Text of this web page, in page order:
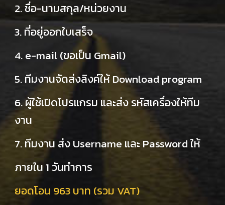
2. ชื่อ-นามสกุล/หน่วยงาน
3. ที่อยู่ออกใบเสร็จ
4. e-mail (ขอเป็น Gmail)
5. ทีมงานจัดส่งลิงค์ให้ Download program
6. ผู้ใช้เปิดโปรแกรม และส่ง รหัสเครื่องให้ทีม
งาน
7. ทีมงาน ส่ง Username และ Password ให้
ภายใน 1 วันทำการ
ยอดโอน 963 บาท (รวม VAT)